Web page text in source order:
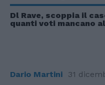
Dl Rave, scoppia il
quanti voti mancano
Dario Martini 31